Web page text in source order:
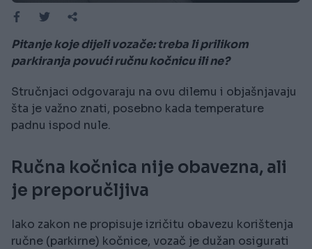
Pitanje koje dijeli vozače: treba li prilikom
parkiranja povući ručnu kočnicu ili ne?
Stručnjaci odgovaraju na ovu dilemu i objašnjavaju
šta je važno znati, posebno kada temperature
padnu ispod nule.
Ručna kočnica nije obavezna, ali
je preporučljiva
Iako zakon ne propisuje izričitu obavezu korištenja
ručne (parkirne) kočnice, vozač je dužan osigurati